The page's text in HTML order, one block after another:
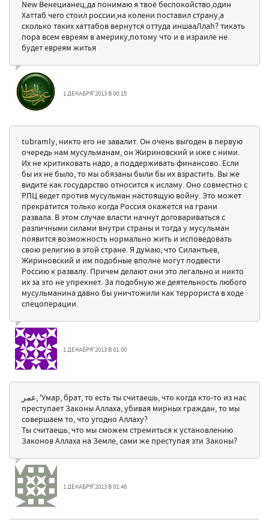
New Венецианец,да понимаю я твоё беспокойство,один
Хаттаб чего стоил россии,на колени поставил страну,а
сколько таких хаттабов вернутся оттуда иншааЛлаh? тикать
пора всем евреям в америку,потому что и в израиле не
будет евреям житья
1 ДЕКАБРЯ'2013 В 00:15
tubramly, никто его не завалит. Он очень выгоден в первую
очередь нам мусульманам, он Жириновский и иже с ними.
Их не критиковать надо, а поддерживать финансово. Если
бы их не было, то мы обязаны были бы их взрастить. Вы же
видите как государство относится к исламу. Оно совместно с
РПЦ ведет против мусульман настоящую войну. Это может
прекратится только когда Россия окажется на грани
развала. В этом случае власти начнут договариваться с
различными силами внутри страны и тогда у мусульман
появится возможность нормально жить и исповедовать
свою религию в этой стране. Я думаю, что Силантьев,
Жириновский и им подобные вполне могут подвести
Россию к развалу. Причем делают они это легально и никто
их за это не упрекнет. За подобную же деятельность любого
мусульманина давно бы уничтожили как террориста в ходе
спецоперации.
1 ДЕКАБРЯ'2013 В 01:00
عمر, 'Умар, брат, то есть ты считаешь, что когда кто-то из нас
преступает Законы Аллаха, убивая мирных граждан, то мы
совершаем то, что угодно Аллаху?
Ты считаешь, что мы сможем стремиться к установлению
Законов Аллаха на Земле, сами же преступая эти Законы?
1 ДЕКАБРЯ'2013 В 01:48